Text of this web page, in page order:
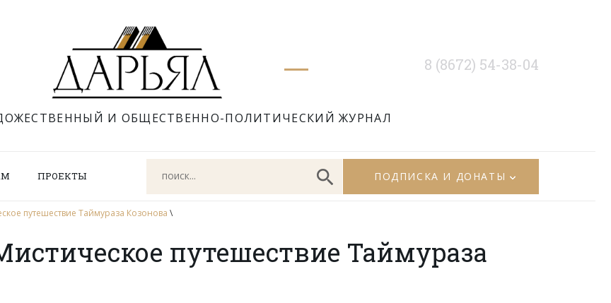
И ОБЩЕСТВЕННО-ПОЛИТИЧЕСКИЙ ЖУРНАЛ
8 (8672) 54-38-04
ПРОЕКТЫ ПОДПИСКА И ДОНАТЫ
путешествие Таймураза Козонова \
путешествие Таймураза